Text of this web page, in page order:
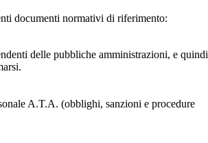
documenti normativi di riferimento:
delle pubbliche amministrazioni, e quindi
A.T.A. (obblighi, sanzioni e procedure